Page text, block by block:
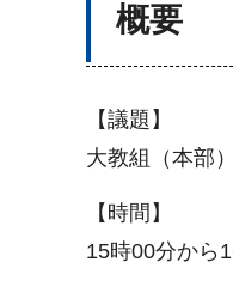
概要
【議題】
大教組（本部
【時間】
15時00分から